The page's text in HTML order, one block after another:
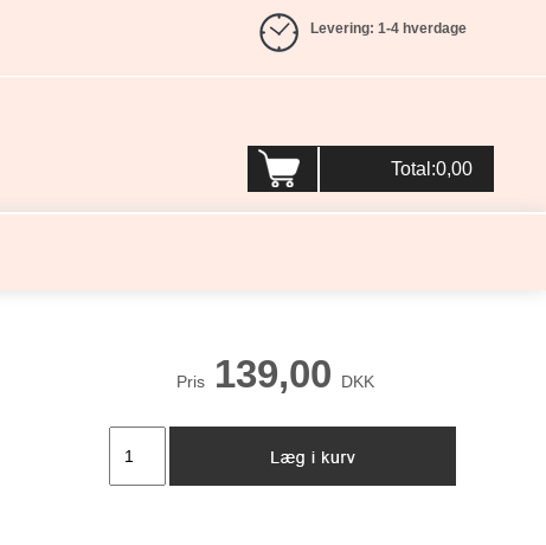
Levering: 1-4 hverdage
Total:0,00
Pris 139,00 DKK